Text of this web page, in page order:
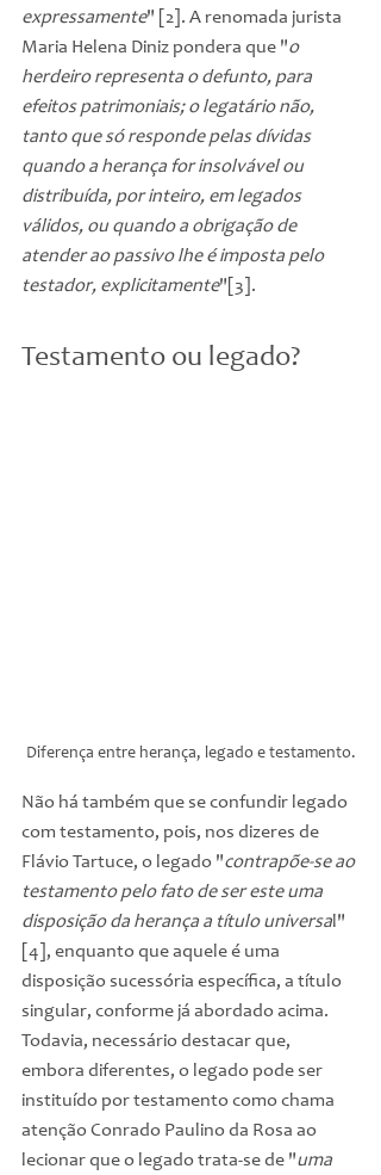
expressamente" [2]. A renomada jurista
Maria Helena Diniz pondera que "o
herdeiro representa o defunto, para
efeitos patrimoniais; o legatário não,
tanto que só responde pelas dívidas
quando a herança for insolvável ou
distribuída, por inteiro, em legados
válidos, ou quando a obrigação de
atender ao passivo lhe é imposta pelo
testador, explicitamente"[3].
Testamento ou legado?
Diferença entre herança, legado e testamento.
Não há também que se confundir legado
com testamento, pois, nos dizeres de
Flávio Tartuce, o legado "contrapõe-se ao
testamento pelo fato de ser este uma
disposição da herança a título universal"
[4], enquanto que aquele é uma
disposição sucessória específica, a título
singular, conforme já abordado acima.
Todavia, necessário destacar que,
embora diferentes, o legado pode ser
instituído por testamento como chama
atenção Conrado Paulino da Rosa ao
lecionar que o legado trata-se de "uma